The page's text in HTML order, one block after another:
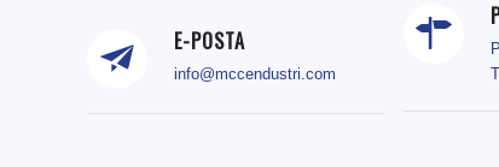
E-POSTA
info@mccendustri.com